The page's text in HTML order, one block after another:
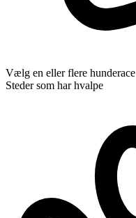
Vælg en eller flere hunderace
Steder som har hvalpe